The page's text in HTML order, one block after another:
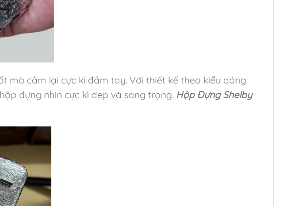
mà cầm lại cực kì đầm tay. Với thiết kế theo kiểu dáng
đựng nhìn cực kì đẹp và sang trọng. Hộp Đựng Shelby